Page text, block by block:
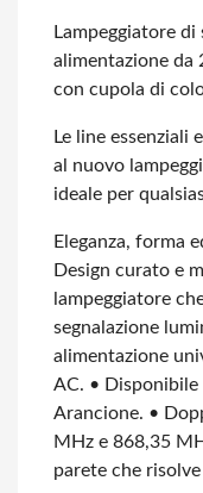
Lampeggiatore di
alimentazione da
con cupola di
Le line essenziali
al nuovo
ideale per
Eleganza, forma
Design curato e
lampeggiatore
segnalazione
alimentazione
AC. • Disponibile
Arancione. •
MHz e 868,35
parete che